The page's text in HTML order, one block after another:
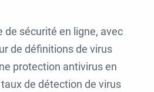
de sécurité en ligne, avec
de définitions de virus
protection antivirus en
de détection de virus